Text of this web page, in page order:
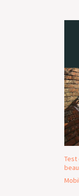
Test